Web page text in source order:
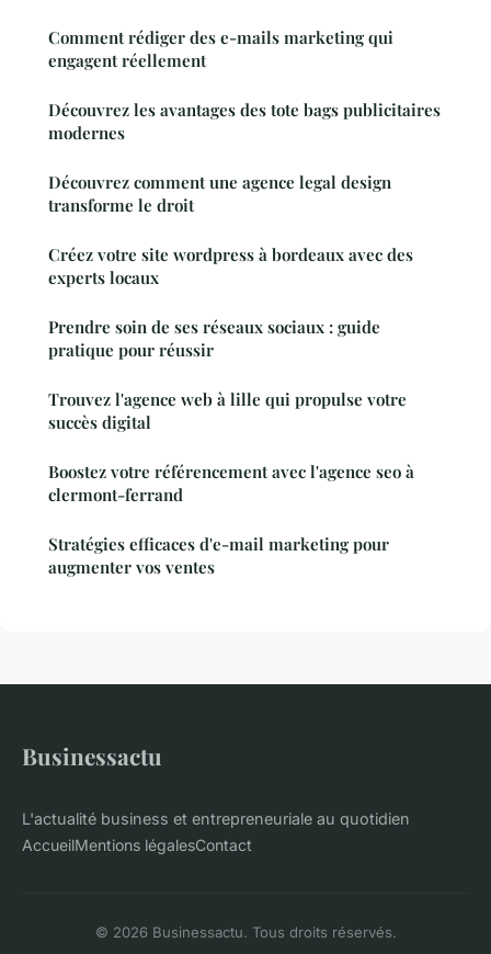
Comment rédiger des e-mails marketing qui
engagent réellement
Découvrez les avantages des tote bags publicitaires
modernes
Découvrez comment une agence legal design
transforme le droit
Créez votre site wordpress à bordeaux avec des
experts locaux
Prendre soin de ses réseaux sociaux : guide
pratique pour réussir
Trouvez l'agence web à lille qui propulse votre
succès digital
Boostez votre référencement avec l'agence seo à
clermont-ferrand
Stratégies efficaces d'e-mail marketing pour
augmenter vos ventes
Businessactu
L'actualité business et entrepreneuriale au quotidien
AccueilMentions légalesContact
© 2026 Businessactu. Tous droits réservés.